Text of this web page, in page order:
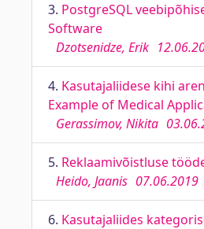
3. PostgreSQL
Software
Dzotsenidze, Erik
4. Kasutajaliidese kihi
Example of Medical
Gerassimov, Nikita
5. Reklaamivõistluse
Heido, Jaanis 07.06.2019
6. Kasutajaliides